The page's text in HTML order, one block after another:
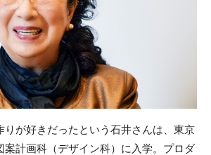
りが好きだったという石井さんは、東京
案計画科（デザイン科）に入学。プロダ